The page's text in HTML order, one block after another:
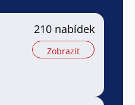
210 nabídek
Zobrazit